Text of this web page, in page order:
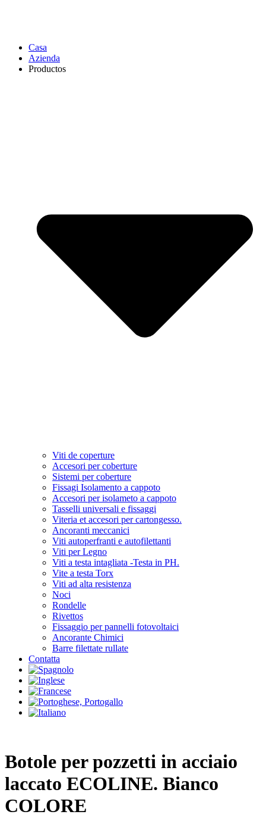
Casa
Azienda
Productos
Viti de coperture
Accesori per coberture
Sistemi per coberture
Fissagi Isolamento a cappoto
Accesori per isolameto a cappoto
Tasselli universali e fissaggi
Viteria et accesori per cartongesso.
Ancoranti meccanici
Viti autoperfranti e autofilettanti
Viti per Legno
Viti a testa intagliata -Testa in PH.
Vite a testa Torx
Viti ad alta resistenza
Noci
Rondelle
Rivettos
Fissaggio per pannelli fotovoltaici
Ancorante Chimici
Barre filettate rullate
Contatta
Botole per pozzetti in acciaio
laccato ECOLINE. Bianco
COLORE